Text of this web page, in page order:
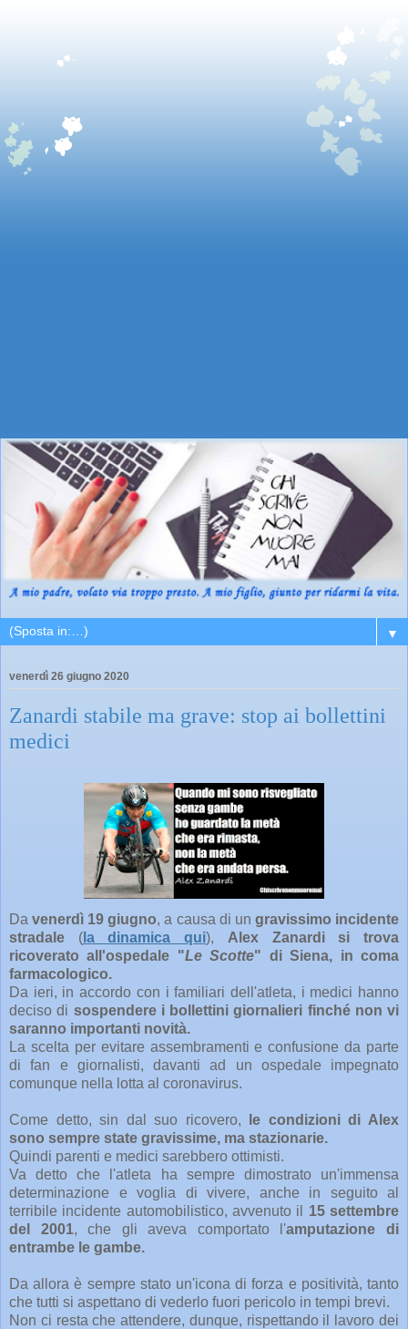
▼
venerdì 26 giugno 2020
Zanardi stabile ma grave: stop ai bollettini
medici
Davenerdì 19 giugno, a causa di un gravissimo incidente
stradale (la dinamica qui), Alex Zanardi si trova
ricoverato all'ospedale "Le Scotte" di Siena, in coma
farmacologico.
Da ieri, in accordo con i familiari dell'atleta, i medici hanno
deciso di sospendere i bollettini giornalieri finché non vi
saranno importanti novità.
La scelta per evitare assembramenti e confusione da parte
di fan e giornalisti, davanti ad un ospedale impegnato
comunque nella lotta al coronavirus.
Come detto, sin dal suo ricovero,
le condizioni di Alex
sono sempre state gravissime, ma stazionarie.
Quindi parenti e medici sarebbero ottimisti.
Va detto che l'atleta ha sempre dimostrato un'immensa
determinazione e voglia di vivere, anche in seguito al
terribile incidente automobilistico, avvenuto il 15 settembre
del 2001, che gli aveva comportato l'amputazione di
entrambe le gambe.
Da allora è sempre stato un'icona di forza e positività, tanto
che tutti si aspettano di vederlo fuori pericolo in tempi brevi.
Non ci resta che attendere, dunque, rispettando il lavoro dei